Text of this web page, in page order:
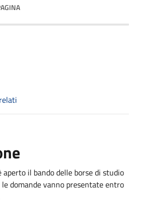
aperto il bando delle borse di studio
domande vanno presentate entro